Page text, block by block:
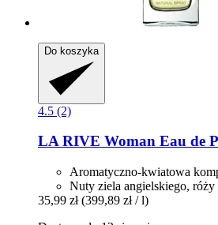
Do koszyka
4.5 (2)
LA RIVE Woman Eau de
Aromatyczno-kwiatowa
Nuty ziela angielskiego, róży
35,99 zł (399,89 zł / l)